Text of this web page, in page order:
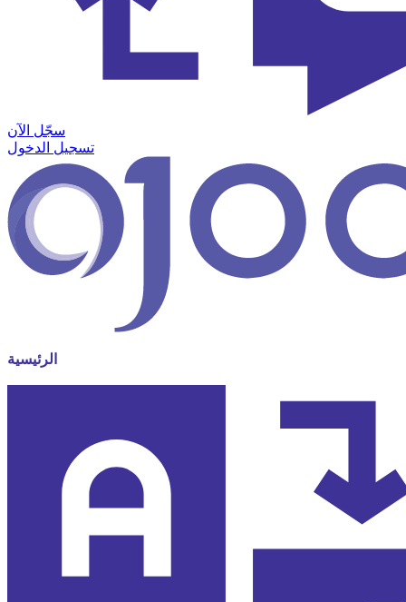
سجّل الآن
تسجيل الدخول
الرئيسية